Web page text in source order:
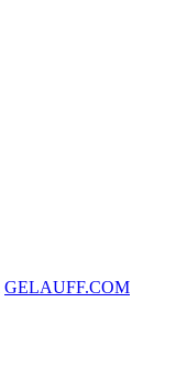
GELAUFF.COM